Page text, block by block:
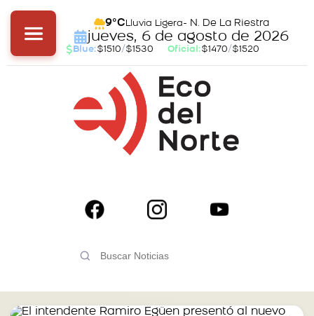
9°C Lluvia Ligera- N. De La Riestra
jueves, 6 de agosto de 2026
Blue:$1510/$1530 Oficial:$1470/$1520